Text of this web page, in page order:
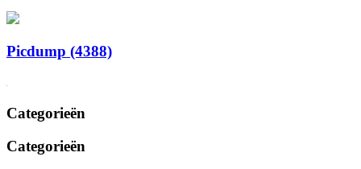
Picdump (4388)
Categorieën
Categorieën